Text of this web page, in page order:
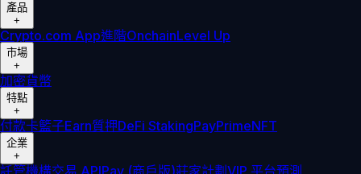
產品
+
Crypto.com App進階OnchainLevel Up
市場
+
加密貨幣
特點
+
付款卡籃子Earn質押DeFi StakingPayPrimeNFT
企業
+
託管機構交易 APIPay (商戶版)莊家計劃VIP 平台預測